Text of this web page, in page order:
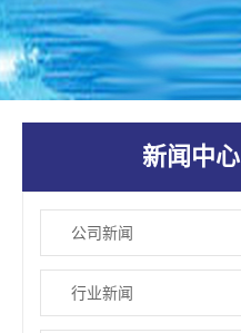
新闻中心
公司新闻
行业新闻